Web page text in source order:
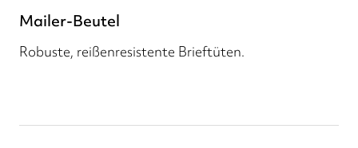
Mailer-Beutel
Robuste, reißenresistente Brieftüten.